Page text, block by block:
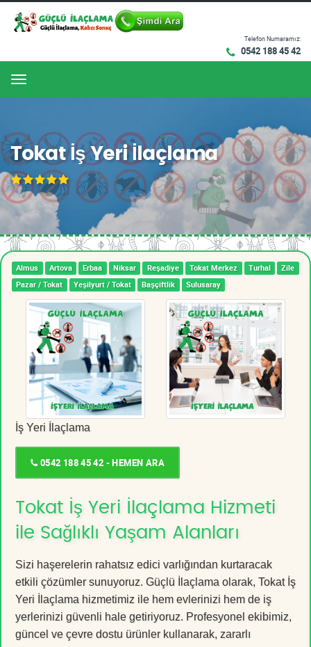
Telefon Numaramız:
0542 188 45 42
Menu
Tokat İş Yeri İlaçlama
Almus Artova Erbaa Niksar Reşadiye Tokat Merkez Turhal
Zile
Pazar / Tokat
Yeşilyurt / Tokat Başçiftlik Sulusaray
İş Yeri İlaçlama
0542 188 45 42 - HEMEN ARA
Tokat İş Yeri İlaçlama Hizmeti
ile Sağlıklı Yaşam Alanları
Sizi haşerelerin rahatsız edici varlığından kurtaracak
etkili çözümler sunuyoruz. Güçlü İlaçlama olarak, Tokat İş
Yeri İlaçlama hizmetimiz ile hem evlerinizi hem de iş
yerlerinizi güvenli hale getiriyoruz. Profesyonel ekibimiz,
güncel ve çevre dostu ürünler kullanarak, zararlı